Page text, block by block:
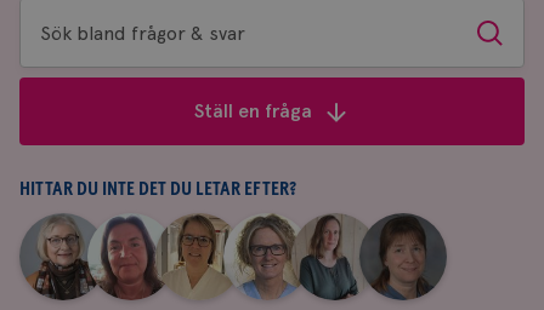
Sök
bland
&
svar
Sök
Ställ en fråga
HITTAR DU INTE DET DU LETAR EFTER?
Aina
Johnsson
|
Anne
Andersson
Fredrika
Killander
|
Jeanette
Bäcklund
|
Maria
Edegran
|
Yvette
Andersson